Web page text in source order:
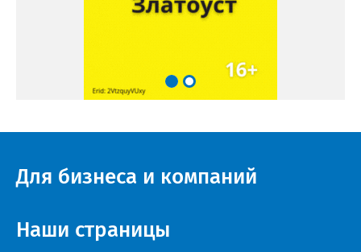
Для бизнеса и компаний
Наши страницы